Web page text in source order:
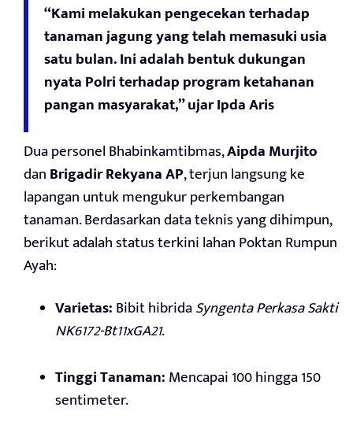
“Kami melakukan pengecekan terhadap
tanaman jagung yang telah memasuki usia
satu bulan. Ini adalah bentuk dukungan
nyata Polri terhadap program ketahanan
pangan masyarakat,” ujar Ipda Aris
Dua personel Bhabinkamtibmas,Aipda Murjito
danBrigadir Rekyana AP, terjun langsung ke
lapangan untuk mengukur perkembangan
tanaman. Berdasarkan data teknis yang dihimpun,
berikut adalah status terkini lahan Poktan Rumpun
Ayah:
Varietas:Bibit hibridaSyngenta Perkasa Sakti
NK6172-Bt11xGA21.
Tinggi Tanaman:Mencapai 100 hingga 150
sentimeter.